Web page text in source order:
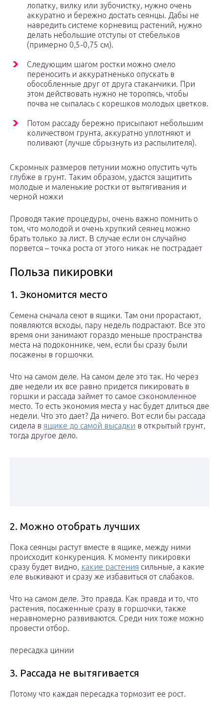
лопатку, вилку или зубочистку, нужно очень
аккуратно и бережно достать сеянцы. Дабы не
навредить системе корневищ растений, нужно
делать небольшие отступы от стебельков
(примерно 0,5-0,75 см).
Следующим шагом ростки можно смело
переносить и аккуратненько опускать в
обособленные друг от друга стаканчики. При
этом действовать нужно не торопясь, чтобы
почва не сыпалась с корешков молодых цветков.
Потом рассаду бережно присыпают небольшим
количеством грунта, аккуратно уплотняют и
поливают (лучше сбрызнуть из распылителя).
Скромных размеров петунии можно опустить чуть
глубже в грунт. Таким образом, удастся защитить
молодые и маленькие ростки от вытягивания и
черной ножки
Проводя такие процедуры, очень важно помнить о
том, что молодой и очень хрупкий сеянец можно
брать только за лист. В случае если он случайно
порвется – точка роста от этого никак не пострадает
Польза пикировки
1. Экономится место
Семена сначала сеют в ящики. Там они прорастают,
появляются всходы, пару недель подрастают. Все это
время они занимают гораздо меньше пространства
места на подоконнике, чем, если бы сразу были
посажены в горшочки.
Что на самом деле. На самом деле это так. Но через
две недели их все равно придется пикировать в
горшки и рассада займет то самое сэкономленное
место. То есть экономия места у нас будет длиться две
недели. Что это дает? Да ничего. Вот если бы рассада
сидела в ящике до самой высадки в открытый грунт,
тогда другое дело.
2. Можно отобрать лучших
Пока сеянцы растут вместе в ящике, между ними
происходит конкуренция. К моменту пикировки
сразу будет видно, какие растения сильные, а какие
еле выживают и сразу же избавиться от слабаков.
Что на самом деле. Это правда. Как правда и то, что
растения, посаженные сразу в горшочки, также
неравномерно развиваются. Среди них тоже можно
провести отбор.
пересадка цинии
3. Рассада не вытягивается
Потому что каждая пересадка тормозит ее рост.